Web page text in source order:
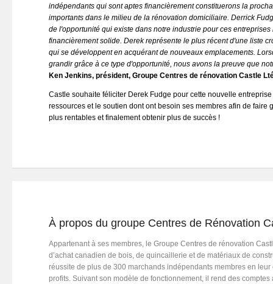
indépendants qui sont aptes financièrement constituerons la
importants dans le milieu de la rénovation domiciliaire. Derrick
de l'opportunité qui existe dans notre industrie pour ces
financièrement solide. Derek représente le plus récent d'une liste
qui se développent en acquérant de nouveaux emplacements.
grandir grâce à ce type d'opportunité, nous avons la preuve que
Ken Jenkins, président, Groupe Centres de rénovation Castle
Castle souhaite féliciter Derek Fudge pour cette nouvelle
ressources et le soutien dont ont besoin ses membres afin de faire
plus rentables et finalement obtenir plus de succès !
À propos du groupe Centres de Rénovation
Appartenant à ses membres, le Groupe Centres de rénovation
d’achat canadien de bois, de quincaillerie et de matériaux de
réussite de plus de 300 marchands indépendants membres en
profits. Suivant son modèle de fonctionnement, il rend des